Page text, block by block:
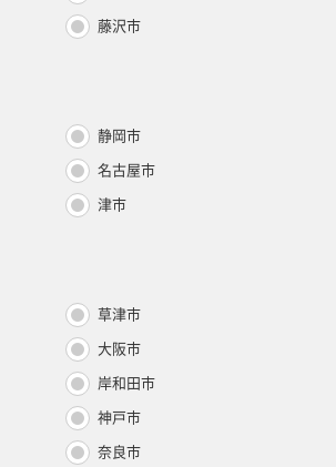
藤沢市
静岡市
名古屋市
津市
草津市
大阪市
岸和田市
神戸市
奈良市